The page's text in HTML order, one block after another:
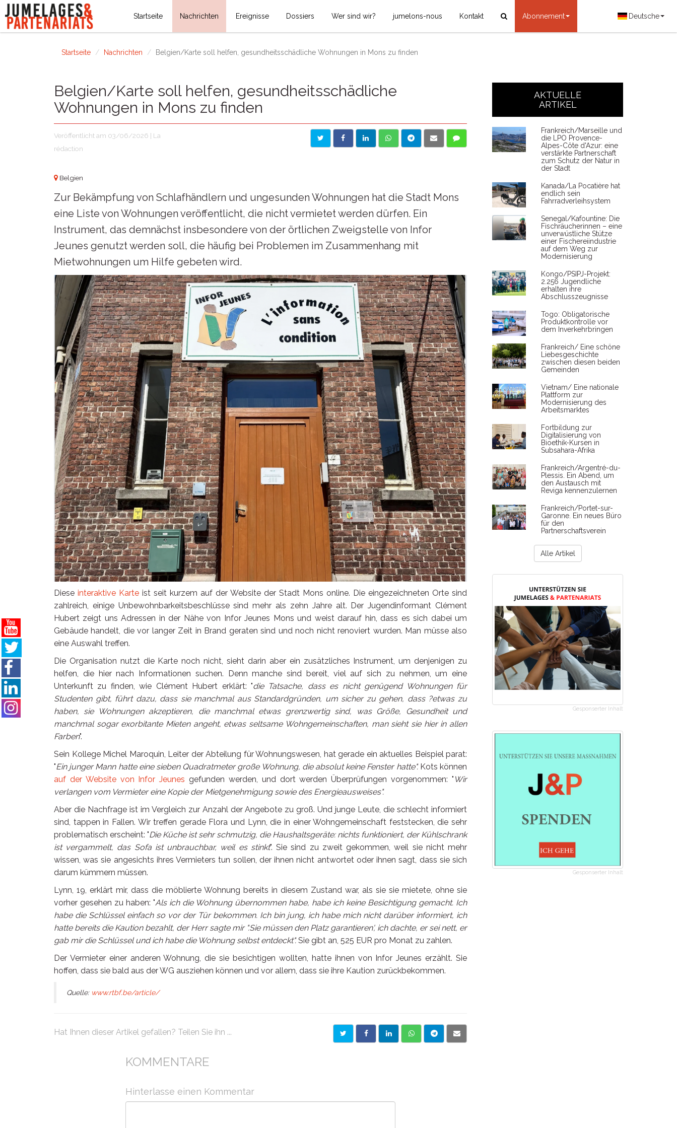
Startseite Nachrichten Ereignisse Dossiers Wer sind wir? jumelons-nous Kontakt Abonnement Deutsche
Startseite Nachrichten Belgien/Karte soll helfen, gesundheitsschädliche Wohnungen in Mons zu finden
Belgien/Karte soll helfen, gesundheitsschädliche
Wohnungen in Mons zu finden
Veröffentlicht am 03/06/2026 | La
rédaction
Belgien
Zur Bekämpfung von Schlafhändlern und ungesunden Wohnungen hat die Stadt Mons
eine Liste von Wohnungen veröffentlicht, die nicht vermietet werden dürfen. Ein
Instrument, das demnächst insbesondere von der örtlichen Zweigstelle von Infor
Jeunes genutzt werden soll, die häufig bei Problemen im Zusammenhang mit
Mietwohnungen um Hilfe gebeten wird.
Diese interaktive Karte ist seit kurzem auf der Website der Stadt Mons online. Die eingezeichneten Orte sind
zahlreich, einige Unbewohnbarkeitsbeschlüsse sind mehr als zehn Jahre alt. Der Jugendinformant Clément
Hubert zeigt uns Adressen in der Nähe von Infor Jeunes Mons und weist darauf hin, dass es sich dabei um
Gebäude handelt, die vor langer Zeit in Brand geraten sind und noch nicht renoviert wurden. Man müsse also
eine Auswahl treffen.
Die Organisation nutzt die Karte noch nicht, sieht darin aber ein zusätzliches Instrument, um denjenigen zu
helfen, die hier nach Informationen suchen. Denn manche sind bereit, viel auf sich zu nehmen, um eine
Unterkunft zu finden, wie Clément Hubert erklärt: "die Tatsache, dass es nicht genügend Wohnungen für
Studenten gibt, führt dazu, dass sie manchmal aus Standardgründen, um sicher zu gehen, dass ?etwas zu
haben, sie Wohnungen akzeptieren, die manchmal etwas grenzwertig sind, was Größe, Gesundheit und
manchmal sogar exorbitante Mieten angeht, etwas seltsame Wohngemeinschaften, man sieht sie hier in allen
Farben".
Sein Kollege Michel Maroquin, Leiter der Abteilung für Wohnungswesen, hat gerade ein aktuelles Beispiel parat:
"Ein junger Mann hatte eine sieben Quadratmeter große Wohnung, die absolut keine Fenster hatte". Kots können
auf der Website von Infor Jeunes gefunden werden, und dort werden Überprüfungen vorgenommen: " Wir
verlangen vom Vermieter eine Kopie der Mietgenehmigung sowie des Energieausweises".
Aber die Nachfrage ist im Vergleich zur Anzahl der Angebote zu groß. Und junge Leute, die schlecht informiert
sind, tappen in Fallen. Wir treffen gerade Flora und Lynn, die in einer Wohngemeinschaft feststecken, die sehr
problematisch erscheint: "Die Küche ist sehr schmutzig, die Haushaltsgeräte: nichts funktioniert, der Kühlschrank
ist vergammelt, das Sofa ist unbrauchbar, weil es stinkt". Sie sind zu zweit gekommen, weil sie nicht mehr
wissen, was sie angesichts ihres Vermieters tun sollen, der ihnen nicht antwortet oder ihnen sagt, dass sie sich
darum kümmern müssen.
Lynn, 19, erklärt mir, dass die möblierte Wohnung bereits in diesem Zustand war, als sie sie mietete, ohne sie
vorher gesehen zu haben: "Als ich die Wohnung übernommen habe, habe ich keine Besichtigung gemacht. Ich
habe die Schlüssel einfach so vor der Tür bekommen. Ich bin jung, ich habe mich nicht darüber informiert, ich
hatte bereits die Kaution bezahlt, der Herr sagte mir ".Sie müssen den Platz garantieren', ich dachte, er sei nett, er
gab mir die Schlüssel und ich habe die Wohnung selbst entdeckt".Sie gibt an, 525 EUR pro Monat zu zahlen.
Der Vermieter einer anderen Wohnung, die sie besichtigen wollten, hatte ihnen von Infor Jeunes erzählt. Sie
hoffen, dass sie bald aus der WG ausziehen können und vor allem, dass sie ihre Kaution zurückbekommen.
Quelle: www.rtbf.be/article/
Hat Ihnen dieser Artikel gefallen? Teilen Sie ihn ...
KOMMENTARE
Hinterlasse einen Kommentar
AKTUELLE
ARTIKEL
Frankreich/Marseille und
die LPO Provence-
Alpes-Côte d'Azur: eine
verstärkte Partnerschaft
zum Schutz der Natur in
der Stadt
Kanada/La Pocatière hat
endlich sein
Fahrradverleihsystem
Senegal/Kafountine: Die
Fischräucherinnen – eine
unverwüstliche Stütze
einer Fischereiindustrie
auf dem Weg zur
Modernisierung
Kongo/PSIPJ-Projekt:
2.256 Jugendliche
erhalten ihre
Abschlusszeugnisse
Togo: Obligatorische
Produktkontrolle vor
dem Inverkehrbringen
Frankreich/ Eine schöne
Liebesgeschichte
zwischen diesen beiden
Gemeinden
Vietnam/ Eine nationale
Plattform zur
Modernisierung des
Arbeitsmarktes
Fortbildung zur
Digitalisierung von
Bioethik-Kursen in
Subsahara-Afrika
Frankreich/Argentré-du-
Plessis. Ein Abend, um
den Austausch mit
Reviga kennenzulernen
Frankreich/Portet-sur-
Garonne. Ein neues Büro
für den
Partnerschaftsverein
Alle Artikel
Gesponserter Inhalt
Gesponserter Inhalt